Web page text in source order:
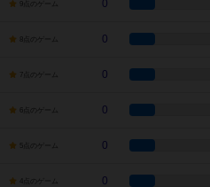
9点のゲーム 0
8点のゲーム 0
7点のゲーム 0
6点のゲーム 0
5点のゲーム 0
4点のゲーム 0